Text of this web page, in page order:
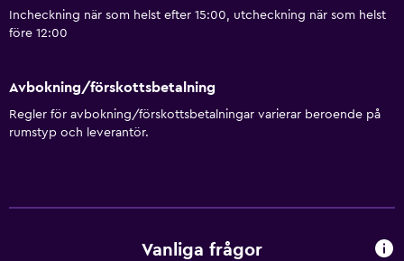
Sängkläder
Brandsläckare
Gratis toalettartiklar
Schampo
Incheckning när som helst efter 15:00, utcheckning när som helst
före 12:00
Avbokning/förskottsbetalning
Regler för avbokning/förskottsbetalningar varierar beroende på
rumstyp och leverantör.
Vanliga frågor